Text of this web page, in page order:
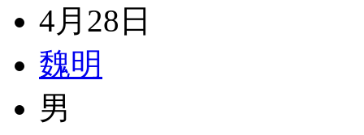
4月28日
魏明
男